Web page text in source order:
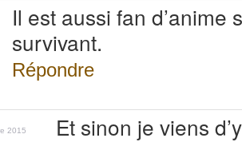
Il est aussi fan d’anime
survivant.
Répondre
2015 Et sinon je viens